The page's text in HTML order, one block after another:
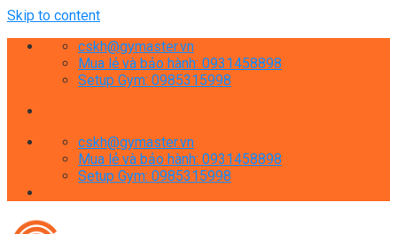
Skip to content
cskh@gymaster.vn
Mua lẻ và bảo hành: 0931458898
Setup Gym: 0985315998
cskh@gymaster.vn
Mua lẻ và bảo hành: 0931458898
Setup Gym: 0985315998